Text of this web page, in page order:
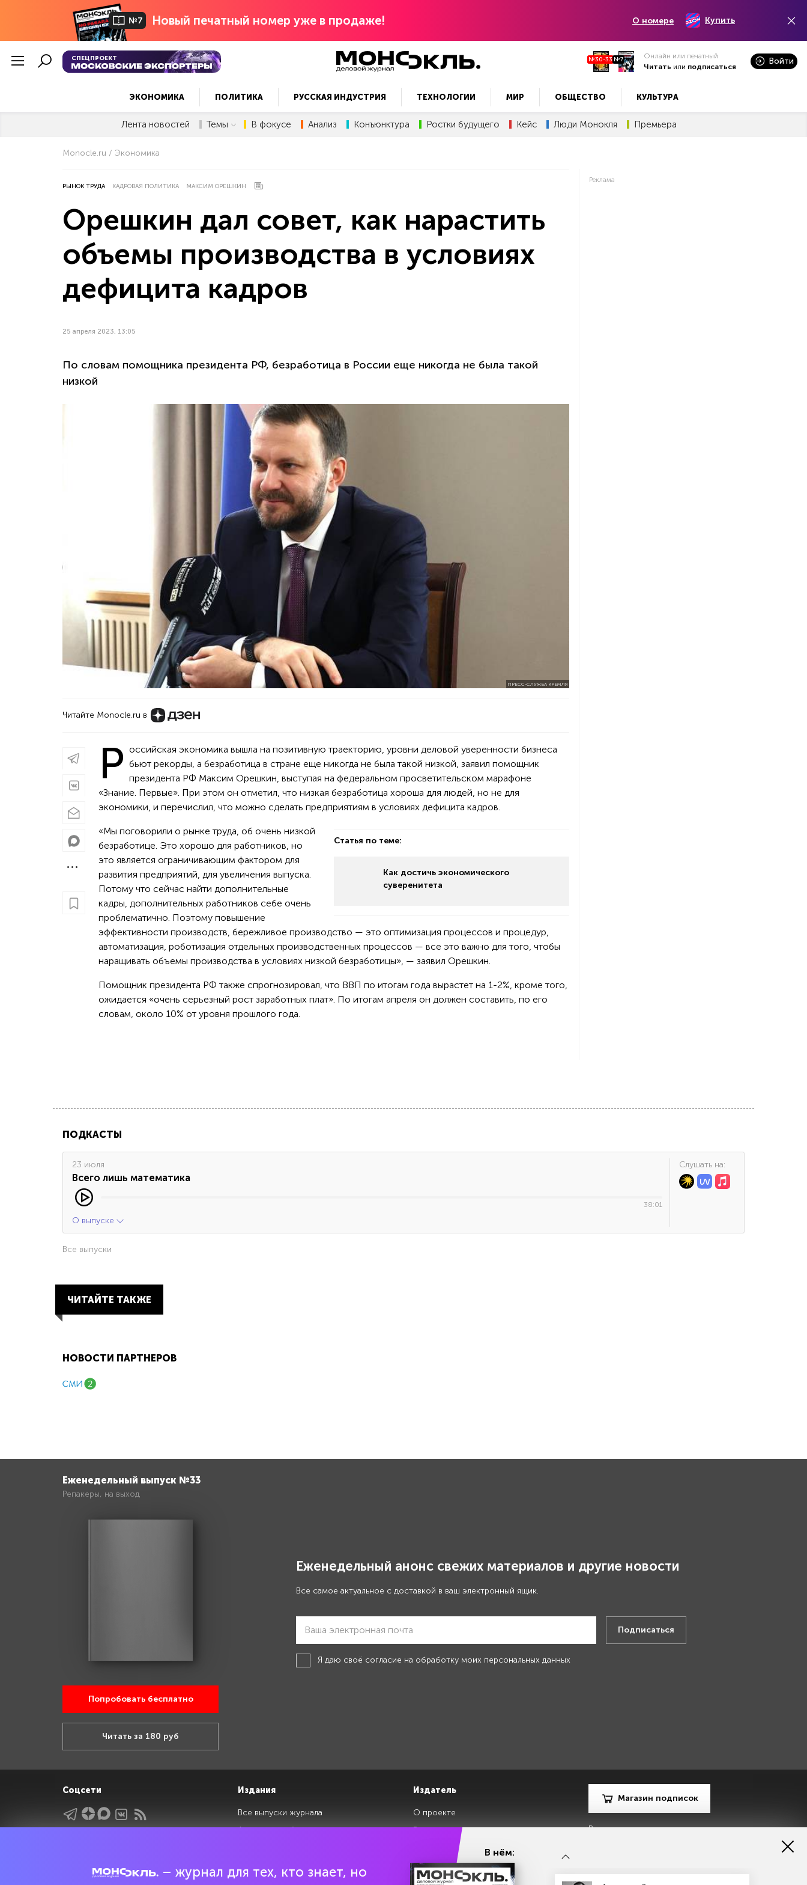
№7 Новый печатный номер уже в продаже! О номере Купить
СПЕЦПРОЕКТ №30-33 №7
Онлайн или печатный
Читать или подписаться
Войти
ЭКОНОМИКА ПОЛИТИКА РУССКАЯ ИНДУСТРИЯ ТЕХНОЛОГИИ МИР ОБЩЕСТВО КУЛЬТУРА
Лента новостей Темы В фокусе Анализ Конъюнктура Ростки будущего Кейс Люди Монокля Премьера
Monocle.ru Экономика
РЫНОК ТРУДА КАДРОВАЯ ПОЛИТИКА МАКСИМ ОРЕШКИН
Орешкин дал совет, как нарастить
объемы производства в условиях
дефицита кадров
25 апреля 2023, 13:05
По словам помощника президента РФ, безработица в России еще никогда не была такой
низкой
ПРЕСС-СЛУЖБА КРЕМЛЯ
Читайте Monocle.ru в
Р оссийская экономика вышла на позитивную траекторию, уровни деловой уверенности бизнеса
бьют рекорды, а безработица в стране еще никогда не была такой низкой, заявил помощник
президента РФ Максим Орешкин, выступая на федеральном просветительском марафоне
«Знание. Первые». При этом он отметил, что низкая безработица хороша для людей, но не для
экономики, и перечислил, что можно сделать предприятиям в условиях дефицита кадров.
Статья по теме:
Как достичь экономического
суверенитета
«Мы поговорили о рынке труда, об очень низкой
безработице. Это хорошо для работников, но
это является ограничивающим фактором для
развития предприятий, для увеличения выпуска.
Потому что сейчас найти дополнительные
кадры, дополнительных работников себе очень
проблематично. Поэтому повышение
эффективности производств, бережливое производство — это оптимизация процессов и процедур,
автоматизация, роботизация отдельных производственных процессов — все это важно для того, чтобы
наращивать объемы производства в условиях низкой безработицы», — заявил Орешкин.
Помощник президента РФ также спрогнозировал, что ВВП по итогам года вырастет на 1-2%, кроме того,
ожидается «очень серьезный рост заработных плат». По итогам апреля он должен составить, по его
словам, около 10% от уровня прошлого года.
Реклама
ПОДКАСТЫ
23 июля
Всего лишь математика
38:01
О выпуске
Cлушать на:
Все выпуски
ЧИТАЙТЕ ТАКЖЕ
НОВОСТИ ПАРТНЕРОВ
Еженедельный выпуск №33
Репакеры, на выход
Попробовать бесплатно
Читать за 180 руб
Еженедельный анонс свежих материалов и другие новости
Все самое актуальное с доставкой в ваш электронный ящик.
Подписаться
Я даю своё согласие на обработку моих персональных данных
Соцсети Издания
Все выпуски журнала
Архив изданий
Издатель
О проекте
Редакция
Контакты
Магазин подписок
Рекламодателям
– журнал для тех, кто знает, но
В нём: